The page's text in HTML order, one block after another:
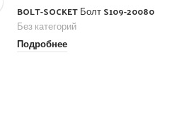
BOLT-SOCKET Болт S109-20080
Без категорий
Подробнее